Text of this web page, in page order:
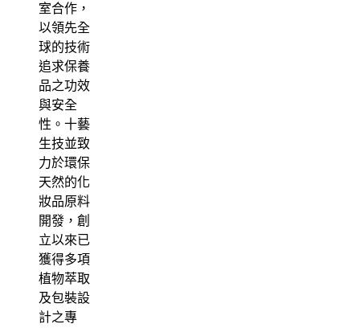
室合作，
以領先全
球的技術
追求保養
品之功效
與安全
性。十藝
生技並致
力於環保
天然的化
妝品原料
開發，創
立以來已
獲得多項
植物萃取
及包裝設
計之專